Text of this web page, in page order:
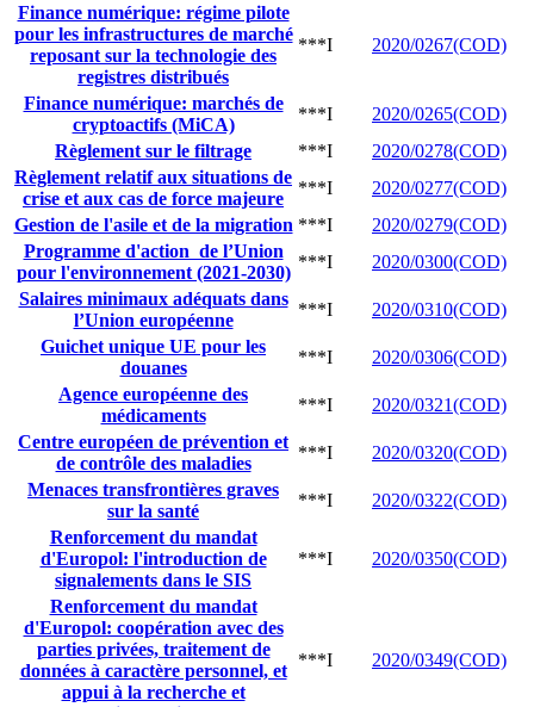
Finance numérique: régime pilote
pour les infrastructures de marché
reposant sur la technologie des
registres distribués
***I 2020/0267(COD)
Finance numérique: marchés de
cryptoactifs (MiCA)
***I
2020/0265(COD)
Règlement sur le filtrage
***I
2020/0278(COD)
Règlement relatif aux situations de
crise et aux cas de force majeure
***I
2020/0277(COD)
Gestion de l'asile et de la migration ***I
2020/0279(COD)
Programme d'action de l’Union
pour l'environnement (2021-2030)
***I
2020/0300(COD)
Salaires minimaux adéquats dans
l’Union européenne
***I
2020/0310(COD)
Guichet unique UE pour les
douanes
***I
2020/0306(COD)
Agence européenne des
médicaments
***I
2020/0321(COD)
Centre européen de prévention et
de contrôle des maladies
***I
2020/0320(COD)
Menaces transfrontières graves
sur la santé
***I
2020/0322(COD)
Renforcement du mandat
d'Europol: l'introduction de
signalements dans le SIS
***I 2020/0350(COD)
Renforcement du mandat
d'Europol: coopération avec des
parties privées, traitement de
données à caractère personnel, et
appui à la recherche et
***I 2020/0349(COD)